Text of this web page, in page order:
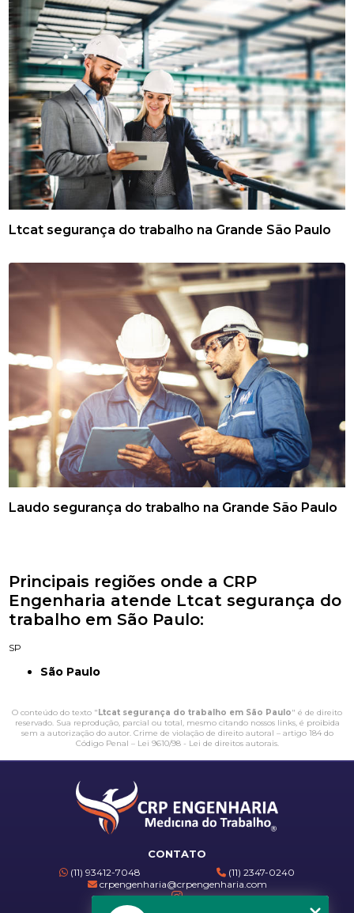
Ltcat segurança do trabalho na Grande São Paulo
Laudo segurança do trabalho na Grande São Paulo
Principais regiões onde a CRP
Engenharia atende Ltcat segurança do
trabalho em São Paulo:
SP
São Paulo
O conteúdo do texto "Ltcat segurança do trabalho em São Paulo" é de direito
reservado. Sua reprodução, parcial ou total, mesmo citando nossos links, é proibida
sem a autorização do autor. Crime de violação de direito autoral – artigo 184 do
Código Penal – Lei 9610/98 - Lei de direitos autorais.
CONTATO
(11) 93412-7048
(11) 2347-0240
crpengenharia@crpengenharia.com